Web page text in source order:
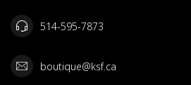
514-595-7873
boutique@ksf.ca